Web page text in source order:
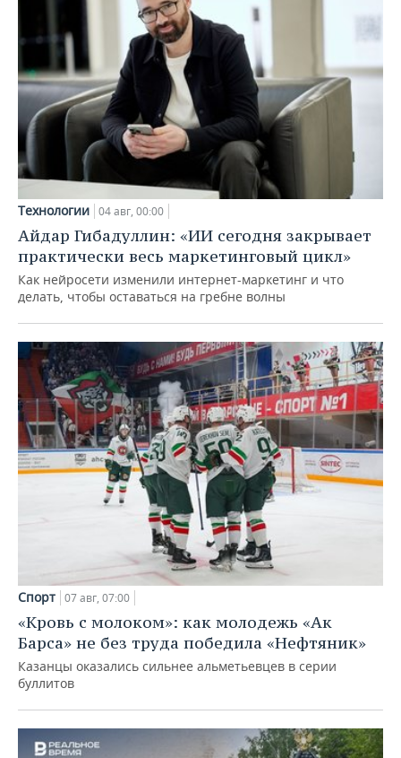
Технологии 04 авг, 00:00
Айдар Гибадуллин: «ИИ сегодня закрывает
практически весь маркетинговый цикл»
Как нейросети изменили интернет-маркетинг и что
делать, чтобы оставаться на гребне волны
Спорт 07 авг, 07:00
«Кровь с молоком»: как молодежь «Ак
Барса» не без труда победила «Нефтяник»
Казанцы оказались сильнее альметьевцев в серии
буллитов